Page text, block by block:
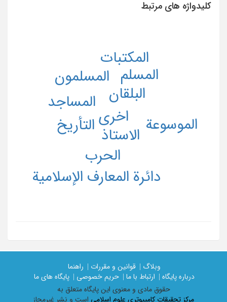
کلیدواژه های مرتبط
اخری
الاستاذ
البلقان
التأریخ
الحرب
المساجد
المسلم المسلمون
الموسوعة
المکتبات
دائرة المعارف الإسلامیة
وبلاگ | قوانین و مقررات |
راهنما
درباره پایگاه |
ارتباط با ما | حریم خصوصی |
پایگاه های ما
حقوق مادی و معنوی اين پايگاه متعلق به
مرکز تحقیقات کامپیوتری علوم اسلامی است و نشر غیرمجاز